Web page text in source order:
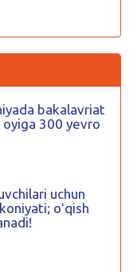
bakalavriat
oyiga 300 yevro
uchun
oʻqish